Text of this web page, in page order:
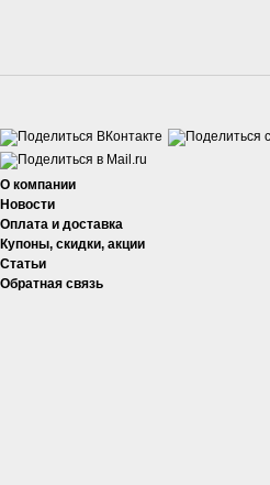
О компании
Новости
Оплата и доставка
Купоны, скидки, акции
Статьи
Обратная связь